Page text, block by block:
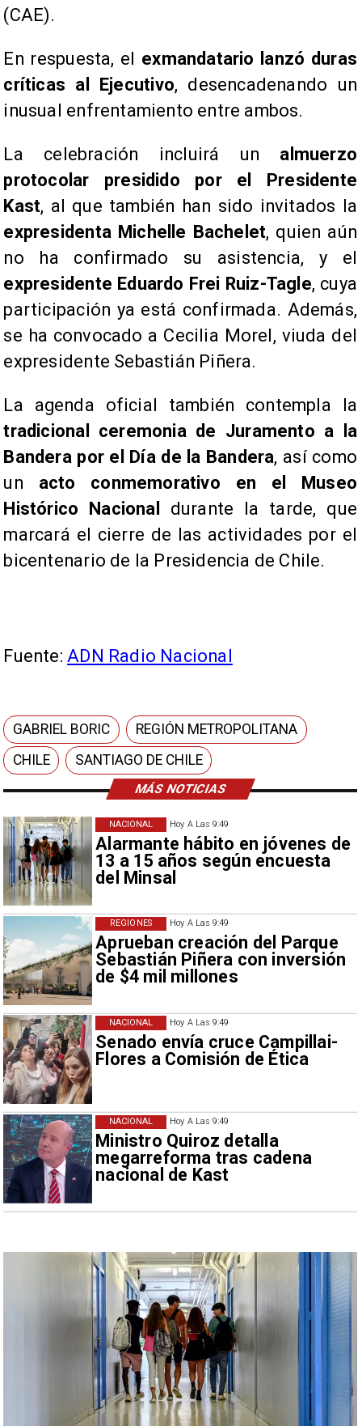
MÁS NOTICIAS
Hoy A Las 9:49
Alarmante hábito en jóvenes de
13 a 15 años según encuesta
del Minsal
NACIONAL
Hoy A Las 9:49
Aprueban creación del Parque
Sebastián Piñera con inversión
de $4 mil millones
REGIONES
Hoy A Las 9:49
Senado envía cruce Campillai-
Flores a Comisión de Ética
NACIONAL
Hoy A Las 9:49
Ministro Quiroz detalla
megarreforma tras cadena
nacional de Kast
NACIONAL
(CAE).
En respuesta, el exmandatario lanzó duras
críticas al Ejecutivo, desencadenando un
inusual enfrentamiento entre ambos.
La celebración incluirá un almuerzo
protocolar presidido por el Presidente
Kast, al que también han sido invitados la
expresidenta Michelle Bachelet, quien aún
no ha confirmado su asistencia, y el
expresidente Eduardo Frei Ruiz-Tagle, cuya
participación ya está confirmada. Además,
se ha convocado a Cecilia Morel, viuda del
expresidente Sebastián Piñera.
La agenda oficial también contempla la
tradicional ceremonia de Juramento a la
Bandera por el Día de la Bandera, así como
un acto conmemorativo en el Museo
Histórico Nacional
durante la tarde, que
marcará el cierre de las actividades por el
bicentenario de la Presidencia de Chile.
Fuente: ADN Radio Nacional
GABRIEL BORIC
REGIÓN METROPOLITANA
CHILE
SANTIAGO DE CHILE